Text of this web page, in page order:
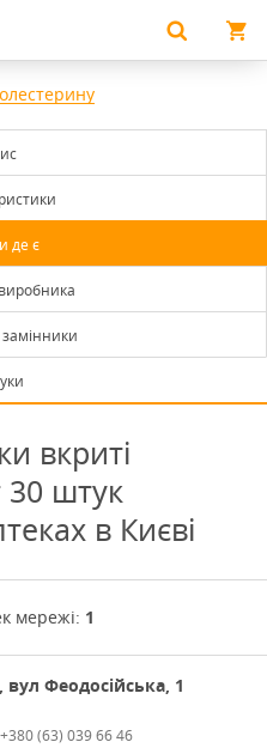
де є
вкриті
штук
в Києві
мережі: 1
вул Феодосійська, 1
(63) 039 66 46